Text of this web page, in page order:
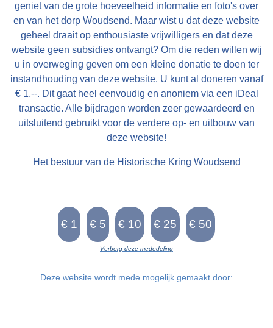
geniet van de grote hoeveelheid informatie en foto's over
en van het dorp Woudsend. Maar wist u dat deze website
geheel draait op enthousiaste vrijwilligers en dat deze
website geen subsidies ontvangt? Om die reden willen wij
u in overweging geven om een kleine donatie te doen ter
instandhouding van deze website. U kunt al doneren vanaf
€ 1,--. Dit gaat heel eenvoudig en anoniem via een iDeal
transactie. Alle bijdragen worden zeer gewaardeerd en
uitsluitend gebruikt voor de verdere op- en uitbouw van
deze website!
Het bestuur van de Historische Kring Woudsend
Verberg deze mededeling
Deze website wordt mede mogelijk gemaakt door: